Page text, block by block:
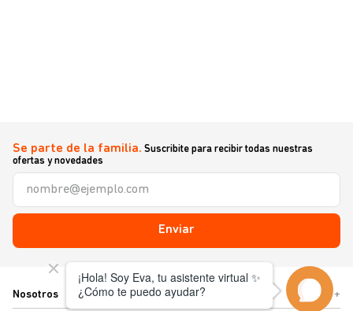
Se parte de la familia. Suscribite para recibir todas nuestras
ofertas y novedades
Enviar
Nosotros +